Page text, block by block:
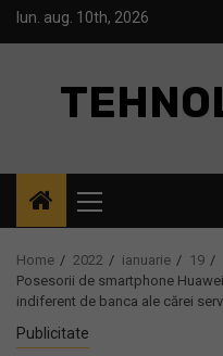
Skiplun. aug. 10th, 2026
Menu
Home 2022 ianuarie
19
Posesorii de smartphone
indiferent de banca ale cărei
Publicitate